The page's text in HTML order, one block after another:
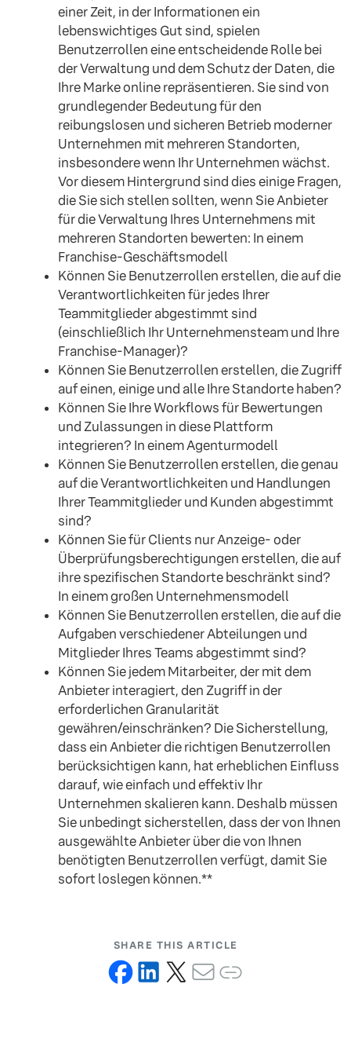
einer Zeit, in der Informationen ein
lebenswichtiges Gut sind, spielen
Benutzerrollen eine entscheidende Rolle bei
der Verwaltung und dem Schutz der Daten, die
Ihre Marke online repräsentieren. Sie sind von
grundlegender Bedeutung für den
reibungslosen und sicheren Betrieb moderner
Unternehmen mit mehreren Standorten,
insbesondere wenn Ihr Unternehmen wächst.
Vor diesem Hintergrund sind dies einige Fragen,
die Sie sich stellen sollten, wenn Sie Anbieter
für die Verwaltung Ihres Unternehmens mit
mehreren Standorten bewerten: In einem
Franchise-Geschäftsmodell
Können Sie Benutzerrollen erstellen, die auf die
Verantwortlichkeiten für jedes Ihrer
Teammitglieder abgestimmt sind
(einschließlich Ihr Unternehmensteam und Ihre
Franchise-Manager)?
Können Sie Benutzerrollen erstellen, die Zugriff
auf einen, einige und alle Ihre Standorte haben?
Können Sie Ihre Workflows für Bewertungen
und Zulassungen in diese Plattform
integrieren? In einem Agenturmodell
Können Sie Benutzerrollen erstellen, die genau
auf die Verantwortlichkeiten und Handlungen
Ihrer Teammitglieder und Kunden abgestimmt
sind?
Können Sie für Clients nur Anzeige- oder
Überprüfungsberechtigungen erstellen, die auf
ihre spezifischen Standorte beschränkt sind?
In einem großen Unternehmensmodell
Können Sie Benutzerrollen erstellen, die auf die
Aufgaben verschiedener Abteilungen und
Mitglieder Ihres Teams abgestimmt sind?
Können Sie jedem Mitarbeiter, der mit dem
Anbieter interagiert, den Zugriff in der
erforderlichen Granularität
gewähren/einschränken? Die Sicherstellung,
dass ein Anbieter die richtigen Benutzerrollen
berücksichtigen kann, hat erheblichen Einfluss
darauf, wie einfach und effektiv Ihr
Unternehmen skalieren kann. Deshalb müssen
Sie unbedingt sicherstellen, dass der von Ihnen
ausgewählte Anbieter über die von Ihnen
benötigten Benutzerrollen verfügt, damit Sie
sofort loslegen können.**
SHARE THIS ARTICLE